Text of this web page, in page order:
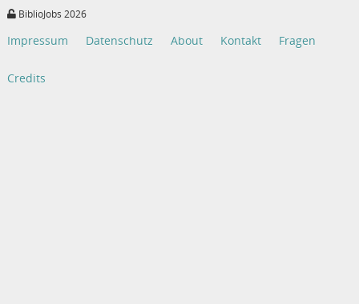
BiblioJobs 2026
Impressum Datenschutz About Kontakt Fragen
Credits